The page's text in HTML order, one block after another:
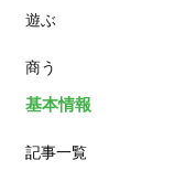
カフェ
遊ぶ
商う
基本情報
記事一覧